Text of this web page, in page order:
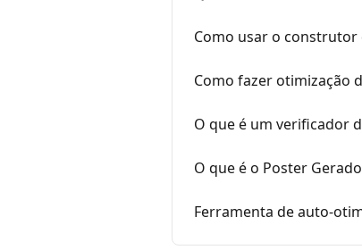
Como usar o construtor
Como fazer otimização
O que é um verificador
O que é o Poster
Ferramenta de auto-